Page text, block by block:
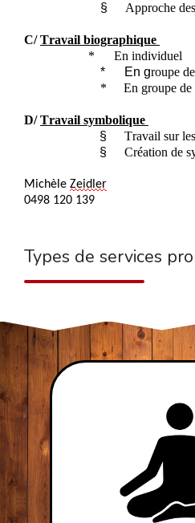
§ Approche des
C/Travail biographique
* En individuel
* En groupe
* En groupe de
D/Travail symbolique
§ Travail sur les
§ Création de
Michèle Zeidler
0498 120 139
Types de services